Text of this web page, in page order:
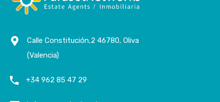
Calle Constitución,2 46780, Oliva
(Valencia)
+34 962 85 47 29